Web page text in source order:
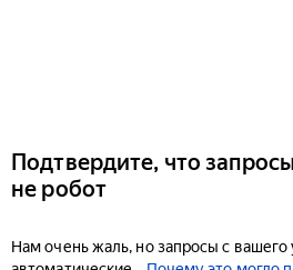
Подтвердите, что
не робот
Нам очень жаль, но запросы с вашего